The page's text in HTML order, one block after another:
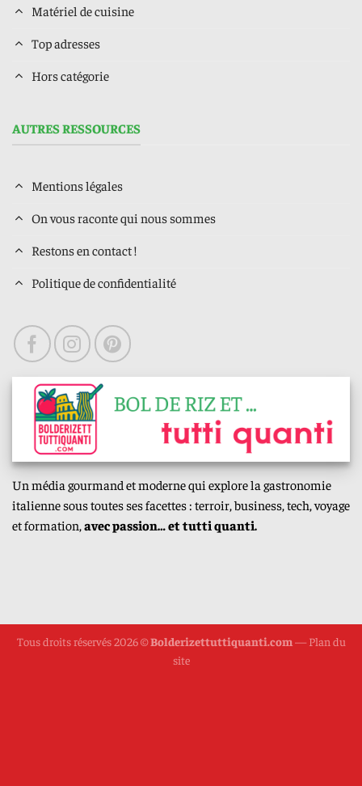
Matériel de cuisine
Top adresses
Hors catégorie
AUTRES RESSOURCES
Mentions légales
On vous raconte qui nous sommes
Restons en contact !
Politique de confidentialité
Un média gourmand et moderne qui explore la gastronomie
italienne sous toutes ses facettes : terroir, business, tech, voyage
et formation, avec passion… et tutti quanti.
Tous droits réservés 2026 ©Bolderizettuttiquanti.com —Plan du
site